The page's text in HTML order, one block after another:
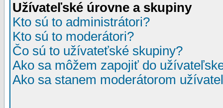
Užívateľské úrovne a skupiny
Kto sú to administrátori?
Kto sú to moderátori?
Čo sú to užívateťské skupiny?
Ako sa môžem zapojiť do
Ako sa stanem moderátorom